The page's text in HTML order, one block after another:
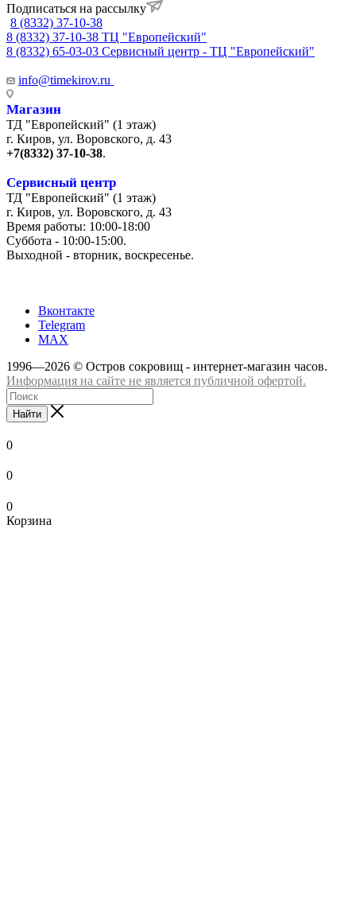
Подписаться на рассылку
8 (8332) 37-10-38
8 (8332) 37-10-38 ТЦ "Европейский"
8 (8332) 65-03-03 Сервисный центр - ТЦ "Европейский"
info@timekirov.ru
Магазин
ТД "Европейский" (1 этаж)
г. Киров, ул. Воровского, д. 43
+7(8332) 37-10-38.
Сервисный центр
ТД "Европейский" (1 этаж)
г. Киров, ул. Воровского, д. 43
Время работы: 10:00-18:00
Суббота - 10:00-15:00.
Выходной - вторник, воскресенье.
Вконтакте
Telegram
MAX
1996—2026 © Остров сокровищ - интернет-магазин часов.
Информация на сайте не является публичной офертой.
Найти
0
0
0
Корзина